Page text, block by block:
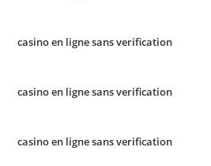
casino en ligne sans verification
casino en ligne sans verification
casino en ligne sans verification